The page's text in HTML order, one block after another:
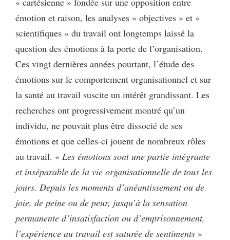
émotion et raison, les analyses « objectives » et «
scientifiques » du travail ont longtemps laissé la
question des émotions à la porte de l’organisation.
Ces vingt dernières années pourtant, l’étude des
émotions sur le comportement organisationnel et sur
la santé au travail suscite un intérêt grandissant. Les
recherches ont progressivement montré qu’un
individu, ne pouvait plus être dissocié de ses
émotions et que celles-ci jouent de nombreux rôles
au travail. « Les émotions sont une partie intégrante
et inséparable de la vie organisationnelle de tous les
jours. Depuis les moments d’anéantissement ou de
joie, de peine ou de peur, jusqu’à la sensation
permanente d’insatisfaction ou d’emprisonnement,
l’expérience au travail est saturée de sentiments »